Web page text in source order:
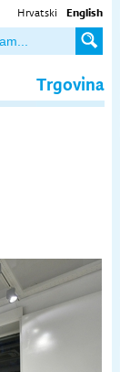
Hrvatski English
Trgovina